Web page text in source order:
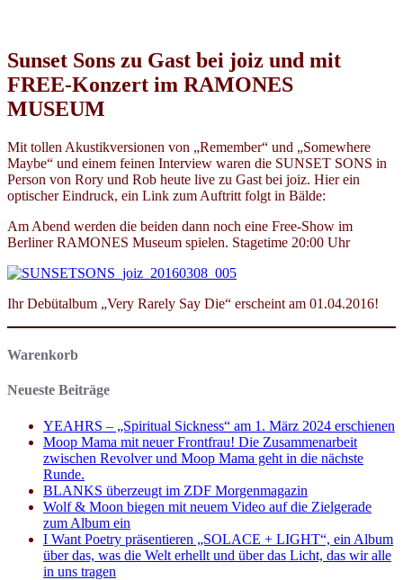
Sunset Sons zu Gast bei joiz und mit
FREE-Konzert im RAMONES
MUSEUM
Mit tollen Akustikversionen von „Remember“ und „Somewhere
Maybe“ und einem feinen Interview waren die SUNSET SONS in
Person von Rory und Rob heute live zu Gast bei joiz. Hier ein
optischer Eindruck, ein Link zum Auftritt folgt in Bälde:
Am Abend werden die beiden dann noch eine Free-Show im
Berliner RAMONES Museum spielen. Stagetime 20:00 Uhr
Ihr Debütalbum „Very Rarely Say Die“ erscheint am 01.04.2016!
Warenkorb
Neueste Beiträge
YEAHRS – „Spiritual Sickness“ am 1. März 2024 erschienen
Moop Mama mit neuer Frontfrau! Die Zusammenarbeit
zwischen Revolver und Moop Mama geht in die nächste
Runde.
BLANKS überzeugt im ZDF Morgenmagazin
Wolf & Moon biegen mit neuem Video auf die Zielgerade
zum Album ein
I Want Poetry präsentieren „SOLACE + LIGHT“, ein Album
über das, was die Welt erhellt und über das Licht, das wir alle
in uns tragen